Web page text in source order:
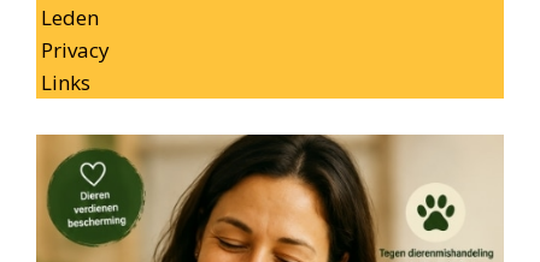
Leden
Privacy
Links